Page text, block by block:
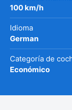
100 km/h
Idioma
German
Categoría de
Económico